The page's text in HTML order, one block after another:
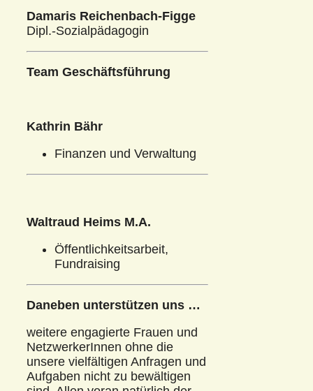
Damaris Reichenbach-Figge
Dipl.-Sozialpädagogin
Team Geschäftsführung
Kathrin Bähr
Finanzen und Verwaltung
Waltraud Heims M.A.
Öffentlichkeitsarbeit,
Fundraising
Daneben unterstützen uns …
weitere engagierte Frauen und
NetzwerkerInnen ohne die
unsere vielfältigen Anfragen und
Aufgaben nicht zu bewältigen